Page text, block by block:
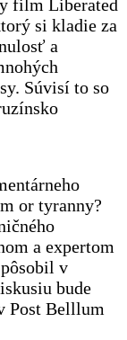
film Liberated
si kladie za
a
Súvisí to so
or tyranny?
a expertom
v
bude
Post Belllum